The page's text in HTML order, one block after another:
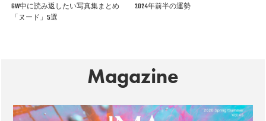
GW中に読み返したい写真集まとめ
「ヌード」5選
2024年前半の運勢
Magazine